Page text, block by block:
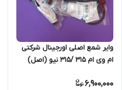
وایر شمع اصلی اورجینال شرکتی
ام وی ام 315 /315 نیو (اصل)
6,900,000